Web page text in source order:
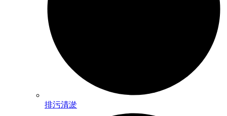
排污清淤